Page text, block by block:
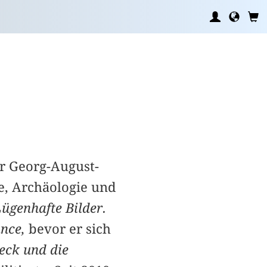
Georg-August-
Archäologie und
Bilder.
bevor er sich
und die